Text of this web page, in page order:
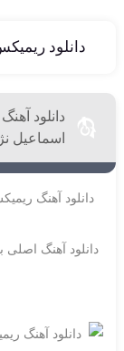
دانلود
دانلود
اسماعیل
دانلود آهنگ
دانلود آهنگ اصلی